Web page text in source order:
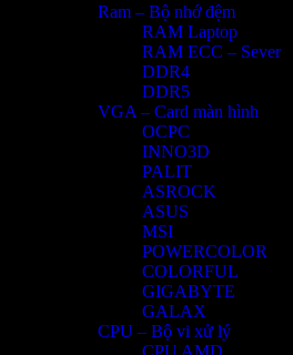
Ram – Bộ nhớ đệm
RAM Laptop
RAM ECC – Sever
DDR4
DDR5
VGA – Card màn hình
OCPC
INNO3D
PALIT
ASROCK
ASUS
MSI
POWERCOLOR
COLORFUL
GIGABYTE
GALAX
CPU – Bộ vi xử lý
CPU AMD